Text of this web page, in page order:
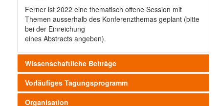
Ferner ist 2022 eine thematisch offene Session mit
Themen ausserhalb des Konferenzthemas geplant (bitte
bei der Einreichung
eines Abstracts angeben).
Wissenschaftliche Beiträge
Wir freuen uns auf Ihre wissenschaftlichen Beiträge für
die Jahrestagung 2022. Vorgesehen sind sowohl 20-
minütige Vorträge bzw. kürzere 10-minütige
Vorläufiges Tagungsprogramm
Organisation